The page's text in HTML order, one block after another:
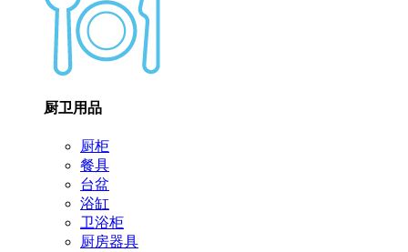
厨卫用品
厨柜
餐具
台盆
浴缸
卫浴柜
厨房器具